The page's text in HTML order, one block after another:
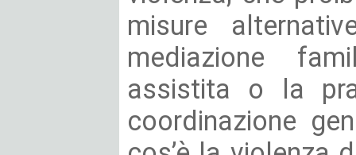
misure
mediazione
assistita o la
coordinazione